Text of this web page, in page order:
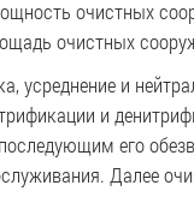
очистных
очистных
усреднение и
и
его
Далее